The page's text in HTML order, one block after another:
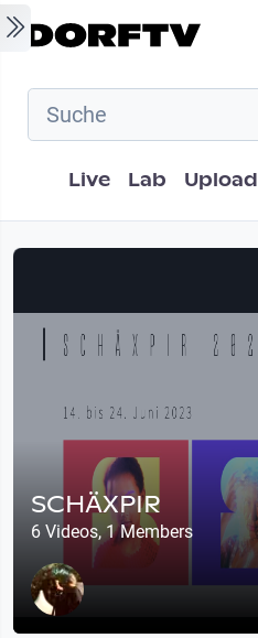
Skip to main content
Hauptnavigation
Live Lab Upload
SCHÄXPIR
6 Videos, 1 Members